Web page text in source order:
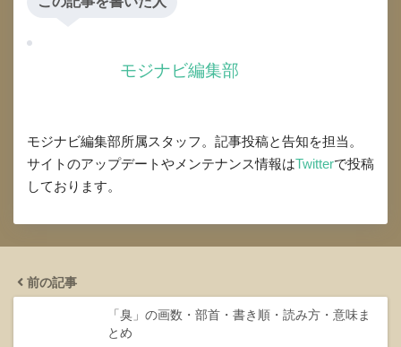
モジナビ編集部
モジナビ編集部所属スタッフ。記事投稿と告知を担当。
サイトのアップデートやメンテナンス情報はTwitterで投稿
しております。
前の記事
「臭」の画数・部首・書き順・読み方・意味ま
とめ